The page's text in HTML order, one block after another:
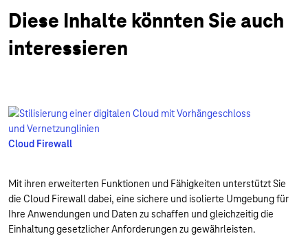
Diese Inhalte könnten Sie auch
interessieren
Cloud Firewall
Mit ihren erweiterten Funktionen und Fähigkeiten unterstützt Sie
die Cloud Firewall dabei, eine sichere und isolierte Umgebung für
Ihre Anwendungen und Daten zu schaffen und gleichzeitig die
Einhaltung gesetzlicher Anforderungen zu gewährleisten.